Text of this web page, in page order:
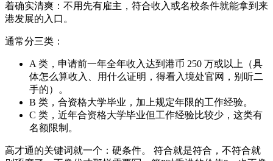
着确实清爽：不用先有雇主，符合收入或名校条件就能拿到来
港发展的入口。
通常分三类：
A 类，申请前一年全年收入达到港币 250 万或以上（具
体怎么算收入、用什么证明，得看入境处官网，别听二
手的）。
B 类，合资格大学毕业，加上规定年限的工作经验。
C 类，近年合资格大学毕业但工作经验比较少，这类有
名额限制。
高才通的关键词就一个：硬条件。 符合就是符合，不符合就